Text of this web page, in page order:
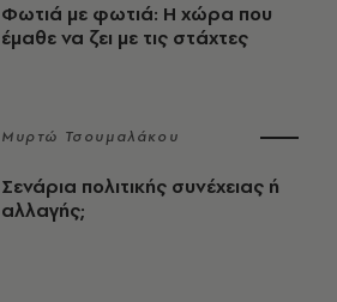
Φωτιά με φωτιά: Η χώρα που
έμαθε να ζει με τις στάχτες
Μυρτώ Τσουμαλάκου
Σενάρια πολιτικής συνέχειας ή
αλλαγής;